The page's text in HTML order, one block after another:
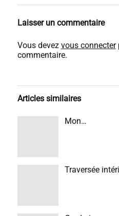
Laisser un commentaire
Vous devez vous connecter
commentaire.
Articles similaires
Mon…
Traversée